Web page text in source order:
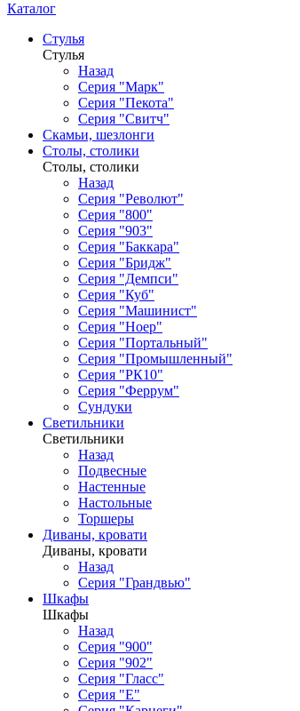
Каталог
Стулья
Стулья
Назад
Серия "Марк"
Серия "Пекота"
Серия "Свитч"
Скамьи, шезлонги
Столы, столики
Столы, столики
Назад
Серия "Револют"
Серия "800"
Серия "903"
Серия "Баккара"
Серия "Бридж"
Серия "Демпси"
Серия "Куб"
Серия "Машинист"
Серия "Ноер"
Серия "Портальный"
Серия "Промышленный"
Серия "РК10"
Серия "Феррум"
Сундуки
Светильники
Светильники
Назад
Подвесные
Настенные
Настольные
Торшеры
Диваны, кровати
Диваны, кровати
Назад
Серия "Грандвью"
Шкафы
Шкафы
Назад
Серия "900"
Серия "902"
Серия "Гласс"
Серия "Е"